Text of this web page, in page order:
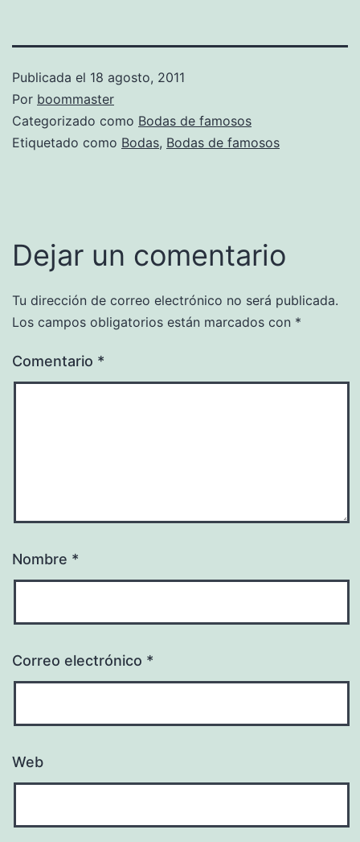
Publicada el 18 agosto, 2011
Por boommaster
Categorizado como Bodas de famosos
Etiquetado como Bodas, Bodas de famosos
Dejar un comentario
Tu dirección de correo electrónico no será publicada.
Los campos obligatorios están marcados con *
Comentario *
Nombre *
Correo electrónico *
Web